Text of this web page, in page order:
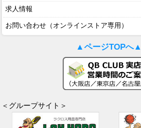
求人情報
お問い合わせ（オンラインストア専用）
▲ページTOPへ▲
＜グループサイト＞